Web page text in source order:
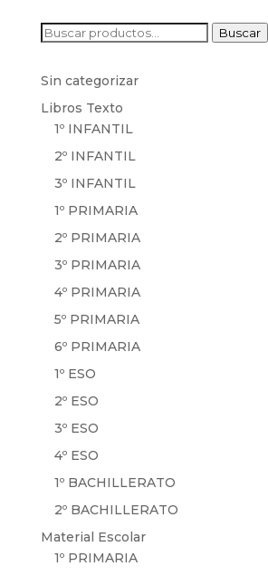
Buscar
Buscar
Sin categorizar
Libros Texto
1º INFANTIL
2º INFANTIL
3º INFANTIL
1º PRIMARIA
2º PRIMARIA
3º PRIMARIA
4º PRIMARIA
5º PRIMARIA
6º PRIMARIA
1º ESO
2º ESO
3º ESO
4º ESO
1º BACHILLERATO
2º BACHILLERATO
Material Escolar
1º PRIMARIA